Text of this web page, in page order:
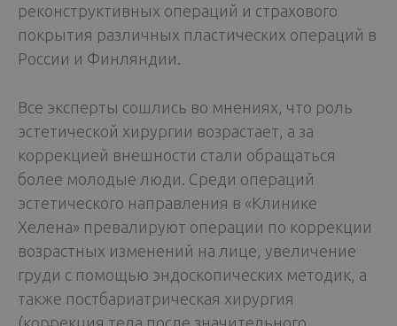
реконструктивных операций и страхового
покрытия различных пластических операций в
России и Финляндии.
Все эксперты сошлись во мнениях, что роль
эстетической хирургии возрастает, а за
коррекцией внешности стали обращаться
более молодые люди. Среди операций
эстетического направления в «Клинике
Хелена» превалируют операции по коррекции
возрастных изменений на лице, увеличение
груди с помощью эндоскопических методик, а
также постбариатрическая хирургия